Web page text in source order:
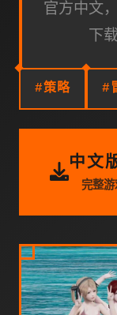
官方中文
下
#策略 #
中文
完整游